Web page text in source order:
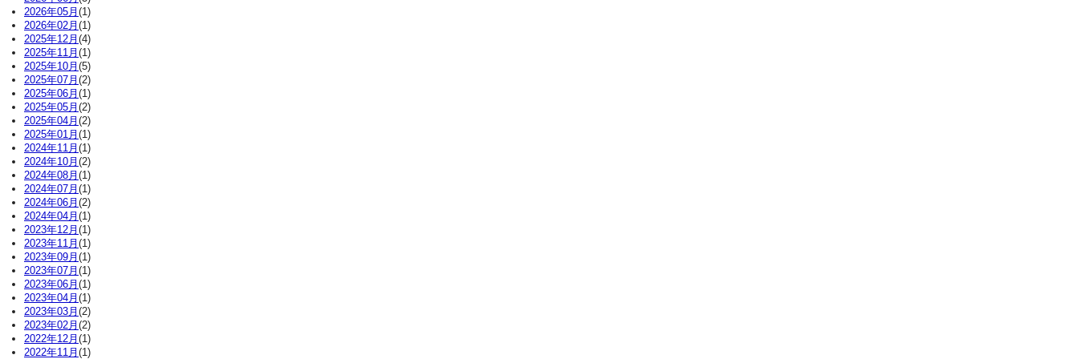
2026年05月 (1)
2026年02月 (1)
2025年12月 (4)
2025年11月 (1)
2025年10月 (5)
2025年07月 (2)
2025年06月 (1)
2025年05月 (2)
2025年04月 (2)
2025年01月 (1)
2024年11月 (1)
2024年10月 (2)
2024年08月 (1)
2024年07月 (1)
2024年06月 (2)
2024年04月 (1)
2023年12月 (1)
2023年11月 (1)
2023年09月 (1)
2023年07月 (1)
2023年06月 (1)
2023年04月 (1)
2023年03月 (2)
2023年02月 (2)
2022年12月 (1)
2022年11月 (1)